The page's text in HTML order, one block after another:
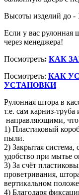
Высоты изделий до -
Если у вас
через менеджера!
Посмотреть: КАК
Посмотреть: КАК
УСТАНОВКИ
Рулонная штора в
т.е. сам карниз-
направляющими, что
1) Пластиковый
пыли.
2) Закрытая система,
удобство при мытье
3) За счёт
проветривания,
вертикальном
4) Благодаря